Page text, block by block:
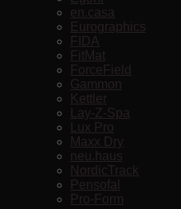
en.casa
Eurographics
FIDA
FitMat
ForceField
Gammon
Kettler
Lay-Z-Spa
Lux Pro
Maxx Dry
neu.haus
NordicTrack
Pensofal
Pro-Form